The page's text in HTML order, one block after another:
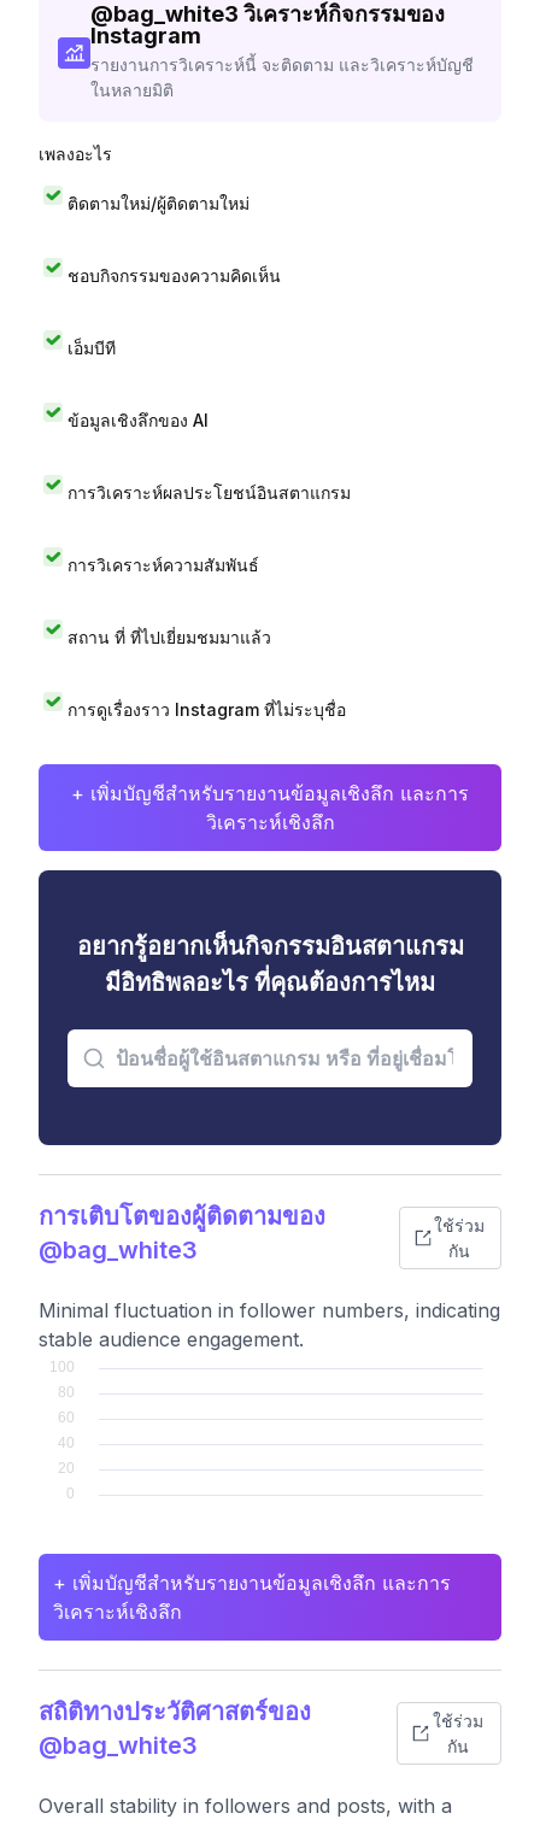
@bag_white3 วิเคราะห์กิจกรรมของ
Instagram
รายงานการวิเคราะห์นี้ จะติดตาม และวิเคราะห์บัญชี
ในหลายมิติ
เพลงอะไร
ติดตามใหม่/ผู้ติดตามใหม่
ชอบกิจกรรมของความคิดเห็น
เอ็มบีที
ข้อมูลเชิงลึกของ AI
การวิเคราะห์ผลประโยชน์อินสตาแกรม
การวิเคราะห์ความสัมพันธ์
สถาน ที่ ที่ไปเยี่ยมชมมาแล้ว
การดูเรื่องราว Instagram ที่ไม่ระบุชื่อ
+ เพิ่มบัญชีสำหรับรายงานข้อมูลเชิงลึก และการ
วิเคราะห์เชิงลึก
อยากรู้อยากเห็นกิจกรรมอินสตาแกรม
มีอิทธิพลอะไร ที่คุณต้องการไหม
การเติบโตของผู้ติดตามของ
@bag_white3
ใช้ร่วม
กัน
Minimal fluctuation in follower numbers, indicating
stable audience engagement.
+ เพิ่มบัญชีสำหรับรายงานข้อมูลเชิงลึก และการ
วิเคราะห์เชิงลึก
สถิติทางประวัติศาสตร์ของ
@bag_white3
ใช้ร่วม
กัน
Overall stability in followers and posts, with a